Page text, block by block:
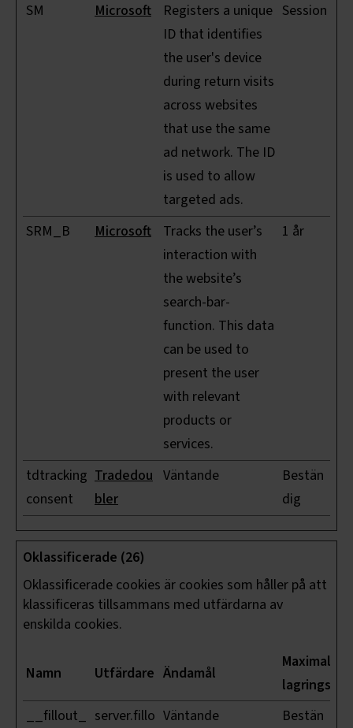
SM Microsoft
Registers a unique
ID that identifies
the user's device
during return visits
across websites
that use the same
ad network. The ID
is used to allow
targeted ads.
Session
SRM_B Microsoft
Tracks the user’s
interaction with
the website’s
search-bar-
function. This data
can be used to
present the user
with relevant
products or
services.
1 år
tdtracking
consent
Tradedou
bler
Väntande
Bestän
dig
Oklassificerade (26)
Oklassificerade cookies är cookies som håller på att
klassificeras tillsammans med utfärdarna av
enskilda cookies.
Namn Utfärdare Ändamål
Maximal
lagringstid
__fillout_ server.fillo Väntande Bestän